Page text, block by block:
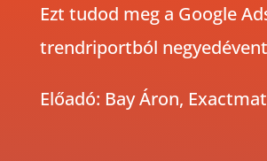
Ezt tudod meg a Google
trendriportból
Előadó: Bay Áron,